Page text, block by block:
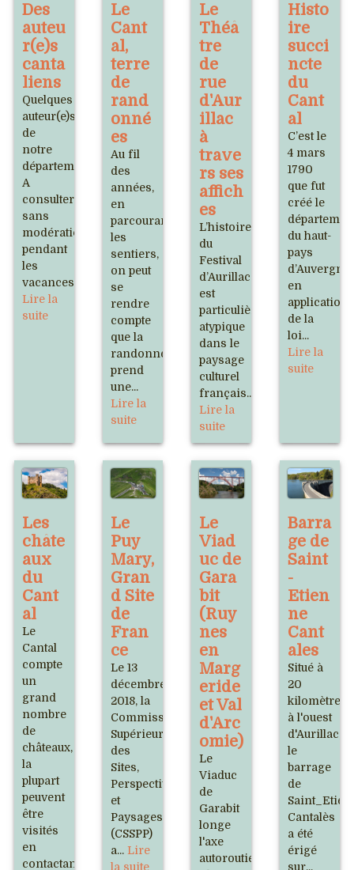
Des
auteu
r(e)s
canta
liens
Quelques
auteur(e)s
de
notre
département.
A
consulter
sans
modération
pendant
les
vacances.
Lire la
suite
Le
Cant
al,
terre
de
rand
onné
es
Au fil
des
années,
en
parcourant
les
sentiers,
on peut
se
rendre
compte
que la
randonnée
prend
une...
Lire la
suite
Le
Théâ
tre
de
rue
d'Aur
illac
à
trave
rs ses
affich
es
L’histoire
du
Festival
d’Aurillac
est
particulièrement
atypique
dans le
paysage
culturel
français...
Lire la
suite
Histo
ire
succi
ncte
du
Cant
al
C’est le
4 mars
1790
que fut
créé le
du haut-
pays
d’Auvergne
en
application
de la
loi...
Lire la
suite
Les
châte
aux
du
Cant
al
Le
Cantal
compte
un
grand
nombre
de
châteaux,
la
plupart
peuvent
être
visités
en
contactant
Le
Puy
Mary,
Gran
d Site
de
Fran
ce
Le 13
décembre
2018, la
Commission
Supérieure
des
Sites,
Perspectives
et
Paysages
(CSSPP)
a... Lire
la suite
Le
Viad
uc de
Gara
bit
(Ruy
nes
en
Marg
eride
et Val
d'Arc
omie)
Le
Viaduc
de
Garabit
longe
l'axe
autoroutier
Barra
ge de
Saint
-
Etien
ne
Cant
ales
Situé à
20
kilomètres
à l'ouest
d'Aurillac,
le
barrage
de
Cantalès
a été
érigé
sur...